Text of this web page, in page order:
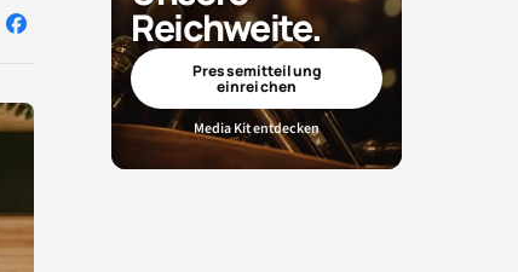
Auf Reichweite.
Pressemitteilung
einreichen
Media Kit entdecken